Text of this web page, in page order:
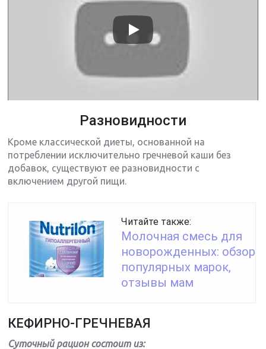
Разновидности
Кроме классической диеты, основанной на
потреблении исключительно гречневой каши без
добавок, существуют ее разновидности с
включением другой пищи.
Читайте также:
Молочная смесь для
новорожденных: обзор
популярных марок,
отзывы мам
КЕФИРНО-ГРЕЧНЕВАЯ
Суточный рацион состоит из: